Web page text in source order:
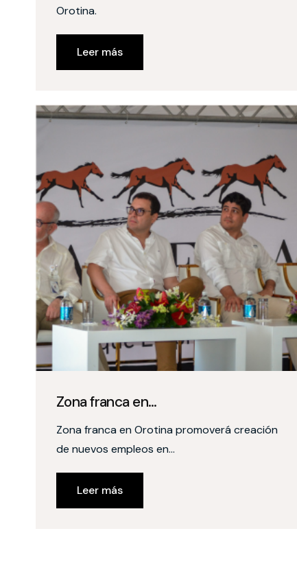
Orotina.
Leer más
Zona franca en…
Zona franca en Orotina promoverá creación
de nuevos empleos en…
Leer más